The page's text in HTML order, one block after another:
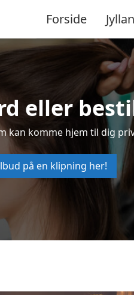
Forside
eller
komme hjem til dig
på en klipning her!